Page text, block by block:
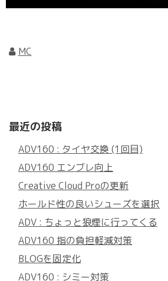
MC
最近の投稿
ADV160 : タイヤ交換 (1回目)
ADV160 エンブレ向上
Creative Cloud Proの更新
ホールド性の良いシューズを選択
ADV : ちょっと狼煙に行ってくる
ADV160 指の負担軽減対策
BLOGを固定化
ADV160 : シミー対策